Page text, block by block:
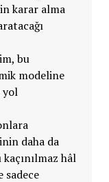
karar alma
bu
modeline
yol
daha da
hâl
sadece